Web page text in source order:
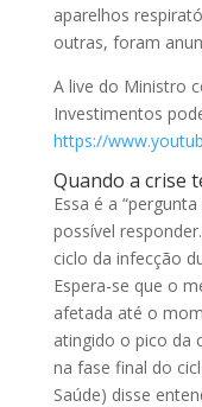
aparelhos
outras, foram
A live do Ministro
Investimentos
https://
Quando a crise
Essa é a
possível
ciclo da infecção
Espera-se que o
afetada até o
atingido o pico da
na fase final do
Saúde) disse